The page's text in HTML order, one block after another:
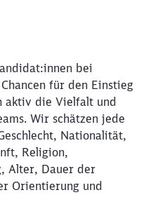
bei
für den Einstieg
aktiv die Vielfalt und
Wir schätzen jede
Nationalität,
Religion,
Alter, Dauer der
Orientierung und